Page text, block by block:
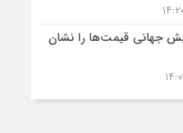
جهانی قیمت‌ها را نشان